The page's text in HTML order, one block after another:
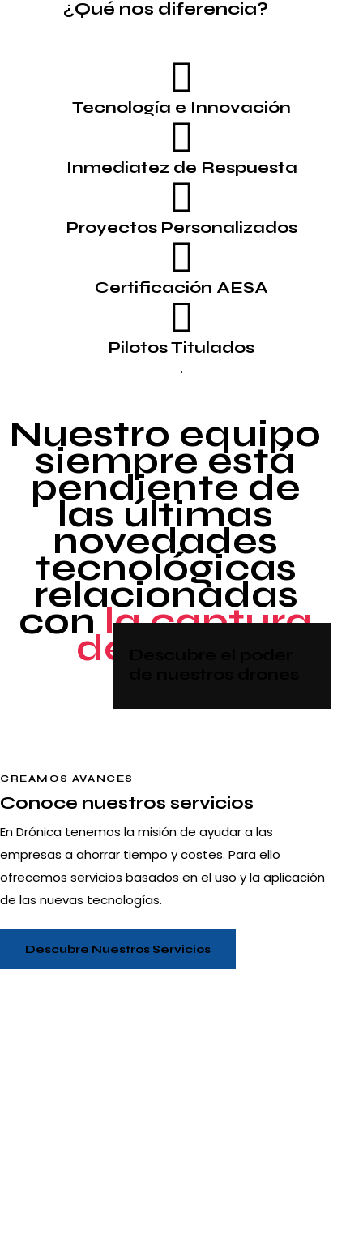
¿Qué nos diferencia?
Tecnología e Innovación
Inmediatez de Respuesta
Proyectos Personalizados
Certificación AESA
Pilotos Titulados
.
Nuestro equipo
siempre está
pendiente de
las últimas
novedades
tecnológicas
relacionadas
conla captura
de datos
CREAMOS AVANCES
Conoce nuestros servicios
En Drónica tenemos la misión de ayudar a las
empresas a ahorrar tiempo y costes. Para ello
ofrecemos servicios basados en el uso y la aplicación
de las nuevas tecnologías.
Descubre Nuestros Servicios